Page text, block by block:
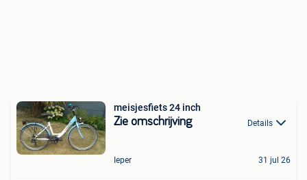
meisjesfiets 24 inch
Zie omschrijving Details
Ieper 31 jul 26